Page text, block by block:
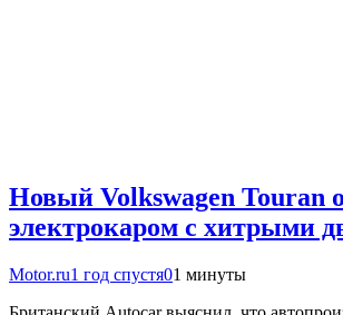
Новый Volkswagen Touran
электрокаром с хитрыми
Motor.ru1 год спустя01 минуты